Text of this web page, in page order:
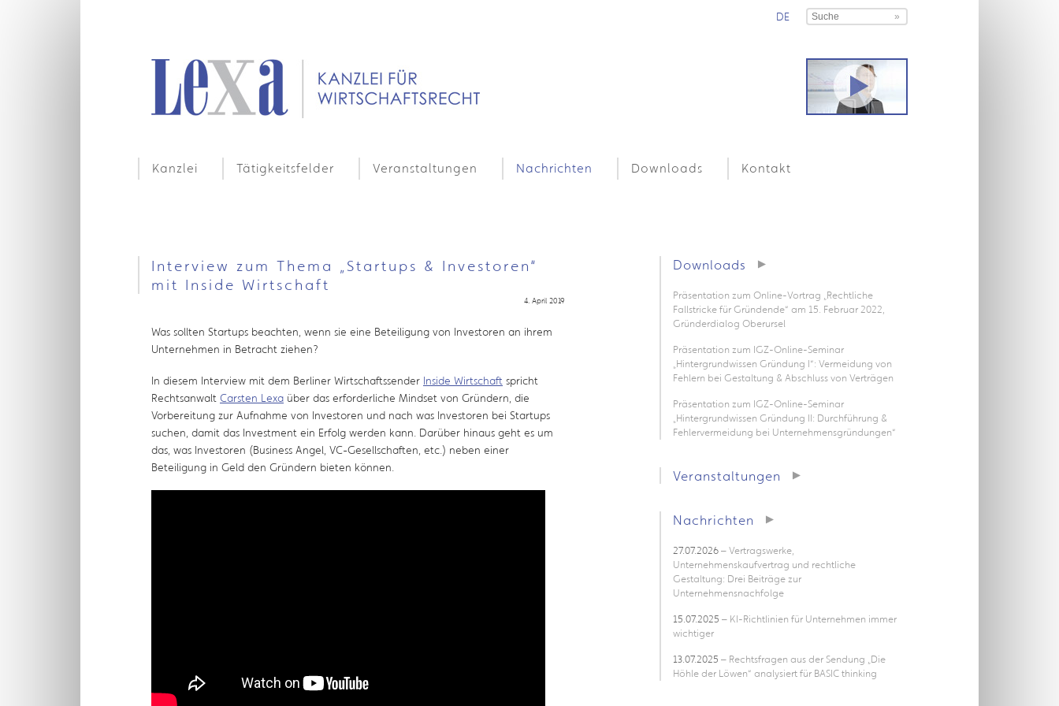
DE
Kanzlei Tätigkeitsfelder Veranstaltungen Nachrichten Downloads Kontakt
Interview zum Thema „Startups & Investoren“
mit Inside Wirtschaft
4. April 2019
Was sollten Startups beachten, wenn sie eine Beteiligung von Investoren an ihrem
Unternehmen in Betracht ziehen?
In diesem Interview mit dem Berliner Wirtschaftssender Inside Wirtschaft spricht
Rechtsanwalt Carsten Lexa über das erforderliche Mindset von Gründern, die
Vorbereitung zur Aufnahme von Investoren und nach was Investoren bei Startups
suchen, damit das Investment ein Erfolg werden kann. Darüber hinaus geht es um
das, was Investoren (Business Angel, VC-Gesellschaften, etc.) neben einer
Beteiligung in Geld den Gründern bieten können.
Downloads
Präsentation zum Online-Vortrag „Rechtliche
Fallstricke für Gründende“ am 15. Februar 2022,
Gründerdialog Oberursel
Präsentation zum IGZ-Online-Seminar
„Hintergrundwissen Gründung I“: Vermeidung von
Fehlern bei Gestaltung & Abschluss von Verträgen
Präsentation zum IGZ-Online-Seminar
„Hintergrundwissen Gründung II: Durchführung &
Fehlervermeidung bei Unternehmensgründungen“
Veranstaltungen
Nachrichten
27.07.2026– Vertragswerke,
Unternehmenskaufvertrag und rechtliche
Gestaltung: Drei Beiträge zur
Unternehmensnachfolge
15.07.2025 – KI-Richtlinien für Unternehmen immer
wichtiger
13.07.2025 – Rechtsfragen aus der Sendung „Die
Höhle der Löwen“ analysiert für BASIC thinking